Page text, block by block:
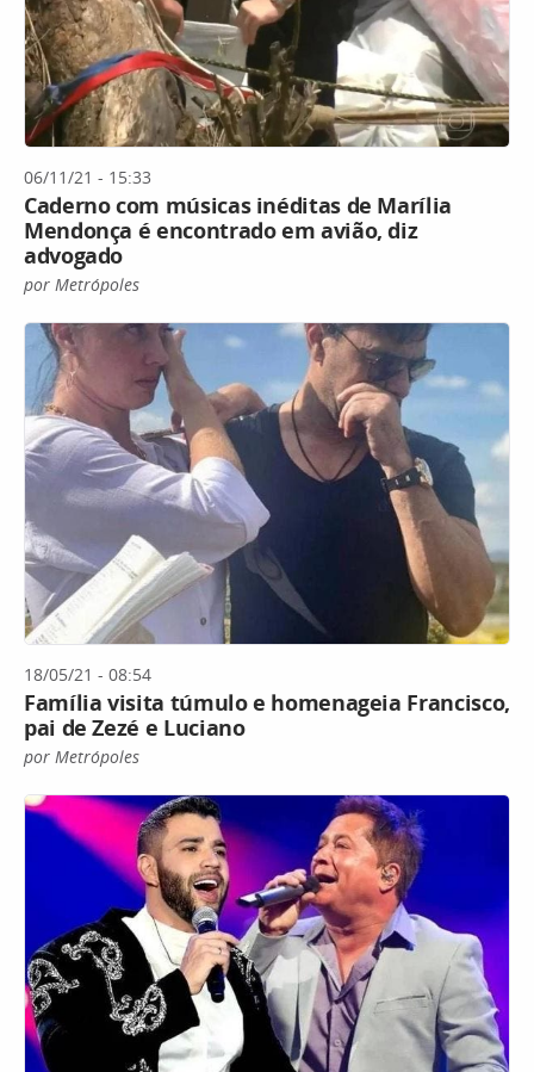
06/11/21 - 15:33
Caderno com músicas inéditas de Marília
Mendonça é encontrado em avião, diz
advogado
por Metrópoles
18/05/21 - 08:54
Família visita túmulo e homenageia Francisco,
pai de Zezé e Luciano
por Metrópoles